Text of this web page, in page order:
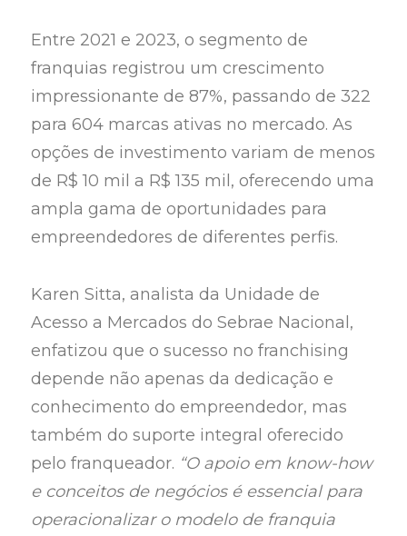
Entre 2021 e 2023, o segmento de
franquias registrou um crescimento
impressionante de 87%, passando de 322
para 604 marcas ativas no mercado. As
opções de investimento variam de menos
de R$ 10 mil a R$ 135 mil, oferecendo uma
ampla gama de oportunidades para
empreendedores de diferentes perfis.
Karen Sitta, analista da Unidade de
Acesso a Mercados do Sebrae Nacional,
enfatizou que o sucesso no franchising
depende não apenas da dedicação e
conhecimento do empreendedor, mas
também do suporte integral oferecido
pelo franqueador. “O apoio em know-how
e conceitos de negócios é essencial para
operacionalizar o modelo de franquia